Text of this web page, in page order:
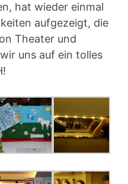
hat wieder einmal
aufgezeigt, die
Theater und
uns auf ein tolles